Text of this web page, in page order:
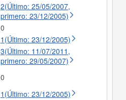
2(Último: 25/05/2007,
primero: 23/12/2005)
0
1(Último: 23/12/2005)
3(Último: 11/07/2011,
primero: 29/05/2007)
0
1(Último: 23/12/2005)